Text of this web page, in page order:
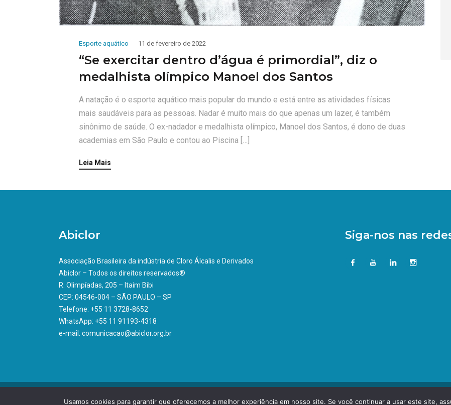
Esporte aquático 11 de fevereiro de 2022
“Se exercitar dentro d’água é primordial”, diz o
medalhista olímpico Manoel dos Santos
A natação é o esporte aquático mais popular do mundo e está entre as atividades físicas
mais saudáveis para as pessoas. Nadar é muito mais do que apenas um lazer, é também
sinônimo de saúde. O ex-nadador e medalhista olímpico, Manoel dos Santos, é dono de duas
academias em São Paulo e contou ao Piscina […]
Leia Mais
Abiclor
Associação Brasileira da indústria de Cloro Álcalis e Derivados
Abiclor – Todos os direitos reservados®
R. Olimpíadas, 205 – Itaim Bibi
CEP: 04546-004 – SÃO PAULO – SP
Telefone: +55 11 3728-8652
WhatsApp: +55 11 91193-4318
e-mail: comunicacao@abiclor.org.br
Siga-nos nas
Usamos cookies para garantir que oferecemos a melhor experiência em nosso site. Se você continuar a usar este site,